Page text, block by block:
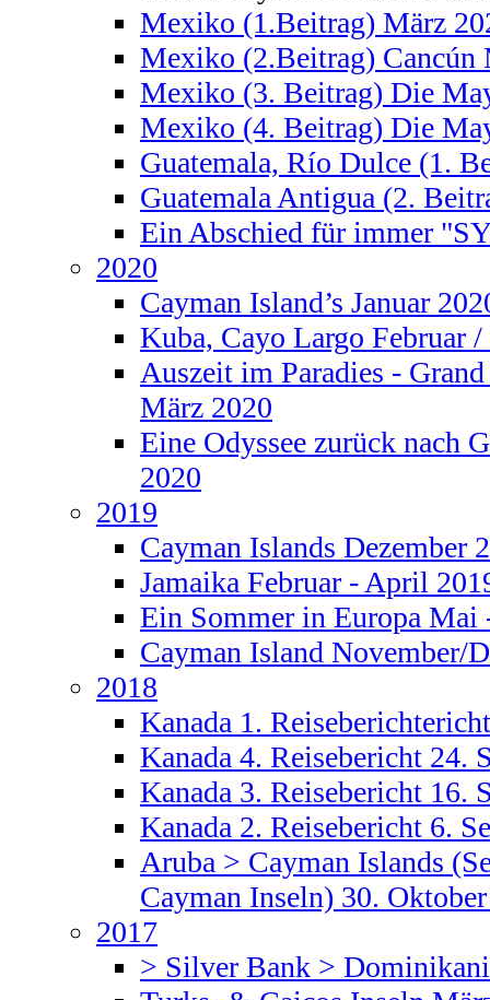
Mexiko (1.Beitrag) März
Mexiko (2.Beitrag) Cancún
Mexiko (3. Beitrag) Die
Mexiko (4. Beitrag) Die
Guatemala, Río Dulce (1.
Guatemala Antigua (2.
Ein Abschied für immer
2020
Cayman Island’s Januar
Kuba, Cayo Largo Februar
Auszeit im Paradies -
März 2020
Eine Odyssee zurück nach
2020
2019
Cayman Islands Dezember
Jamaika Februar - April
Ein Sommer in Europa Mai
Cayman Island November/
2018
Kanada 1.
Kanada 4. Reisebericht 24.
Kanada 3. Reisebericht 16.
Kanada 2. Reisebericht 6.
Aruba > Cayman Islands
Cayman Inseln) 30.
2017
> Silver Bank >